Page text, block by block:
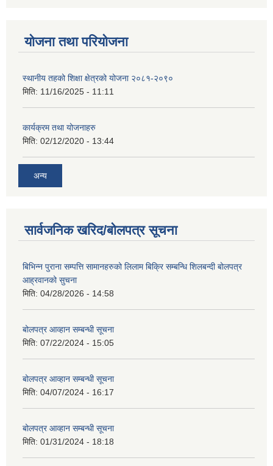
योजना तथा परियोजना
स्थानीय तहको शिक्षा क्षेत्रको योजना २०८१-२०९०
मिति: 11/16/2025 - 11:11
कार्यक्रम तथा योजनाहरु
मिति: 02/12/2020 - 13:44
अन्य
सार्वजनिक खरिद/बोलपत्र सूचना
बिभिन्न पुराना सम्पत्ति सामानहरुको लिलाम बिक्रि सम्बन्धि शिलबन्दी बोलपत्र
आह्रवानको सुचना
मिति: 04/28/2026 - 14:58
बोलपत्र आव्हान सम्बन्धी सूचना
मिति: 07/22/2024 - 15:05
बोलपत्र आव्हान सम्बन्धी सूचना
मिति: 04/07/2024 - 16:17
बोलपत्र आव्हान सम्बन्धी सूचना
मिति: 01/31/2024 - 18:18